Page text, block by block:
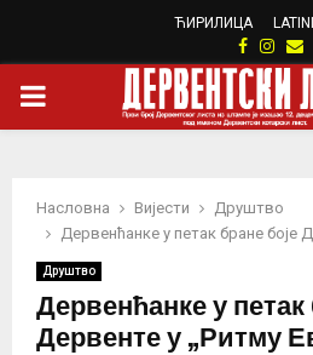
ЋИРИЛИЦА
Facebook
PRIMARY
Насловна Вијести
Друштво
Дервенћанке у петак бране боје
Друштво
Дервенћанке у петак
Дервенте у „Ритму